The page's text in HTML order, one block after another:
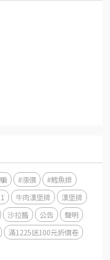
#漲價
#鱈魚排
牛肉漢堡排
漢堡排
沙拉醬 公告
聲明
滿1225送100元折價卷